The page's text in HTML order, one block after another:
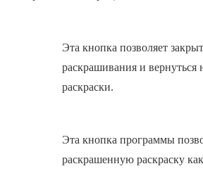
Эта кнопка позволяет
раскрашивания и вернуться
раскраски.
Эта кнопка программы
раскрашенную раскраску